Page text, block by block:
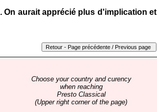
On aurait apprécié plus d'implication et
Choose your country and curency
when reaching
Presto Classical
(Upper right corner of the page)